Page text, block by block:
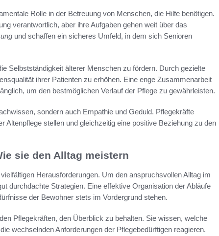
Rolle in der Betreuung von Menschen, die Hilfe benötigen.
verantwortlich, aber ihre Aufgaben gehen weit über das
und schaffen ein sicheres Umfeld, in dem sich Senioren
Selbstständigkeit älterer Menschen zu fördern. Durch gezielte
ihrer Patienten zu erhöhen. Eine enge Zusammenarbeit
um den bestmöglichen Verlauf der Pflege zu gewährleisten.
sondern auch Empathie und Geduld. Pflegekräfte
Altenpflege stellen und gleichzeitig eine positive Beziehung zu den
sie den Alltag meistern
Herausforderungen. Um den anspruchsvollen Alltag im
durchdachte Strategien. Eine effektive Organisation der Abläufe
der Bewohner stets im Vordergrund stehen.
Pflegekräften, den Überblick zu behalten. Sie wissen, welche
wechselnden Anforderungen der Pflegebedürftigen reagieren.